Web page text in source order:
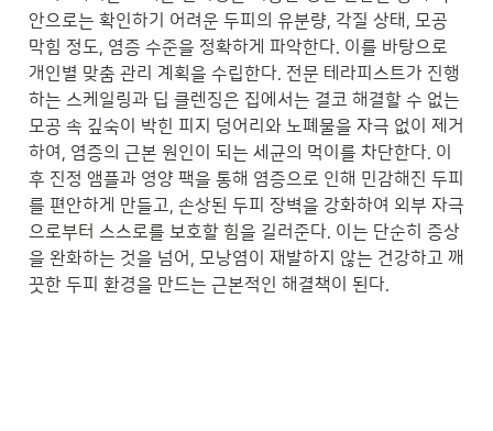
안으로는 확인하기 어려운 두피의 유분량, 각질 상태, 모공
막힘 정도, 염증 수준을 정확하게 파악한다. 이를 바탕으로
개인별 맞춤 관리 계획을 수립한다. 전문 테라피스트가 진행
하는 스케일링과 딥 클렌징은 집에서는 결코 해결할 수 없는
모공 속 깊숙이 박힌 피지 덩어리와 노폐물을 자극 없이 제거
하여, 염증의 근본 원인이 되는 세균의 먹이를 차단한다. 이
후 진정 앰플과 영양 팩을 통해 염증으로 인해 민감해진 두피
를 편안하게 만들고, 손상된 두피 장벽을 강화하여 외부 자극
으로부터 스스로를 보호할 힘을 길러준다. 이는 단순히 증상
을 완화하는 것을 넘어, 모낭염이 재발하지 않는 건강하고 깨
끗한 두피 환경을 만드는 근본적인 해결책이 된다.